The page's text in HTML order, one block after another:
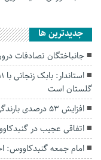
جديدترين ها
جانباختگان تصادفات درون‌شهری
گلستان است
افزایش ۵۳ درصدی بارندگی‌ها در گلستان
اتفاقی عجیب در‌
امام جمعه گنبدکاووس: